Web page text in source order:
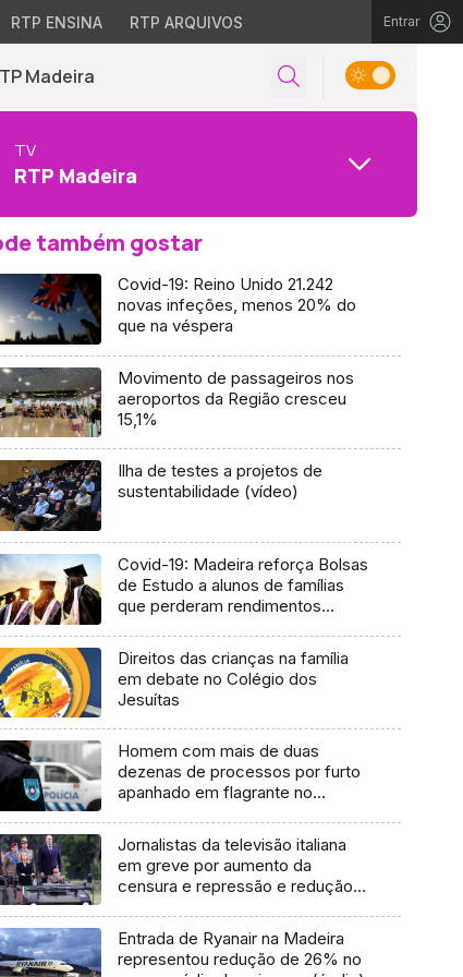
RTP ENSINA RTP ARQUIVOS Entrar
Madeira
TV
RTP Madeira
também gostar
Covid-19: Reino Unido 21.242
novas infeções, menos 20% do
que na véspera
Movimento de passageiros nos
aeroportos da Região cresceu
15,1%
Ilha de testes a projetos de
sustentabilidade (vídeo)
Covid-19: Madeira reforça Bolsas
de Estudo a alunos de famílias
que perderam rendimentos
Direitos das crianças na família
em debate no Colégio dos
Jesuítas
Homem com mais de duas
dezenas de processos por furto
apanhado em flagrante no
Jornalistas da televisão italiana
em greve por aumento da
censura e repressão e redução
Entrada de Ryanair na Madeira
representou redução de 26% no